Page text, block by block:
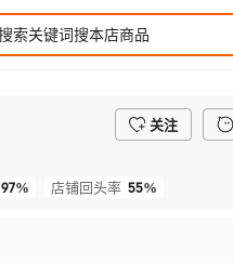
关注
97% 店铺回头率 55%